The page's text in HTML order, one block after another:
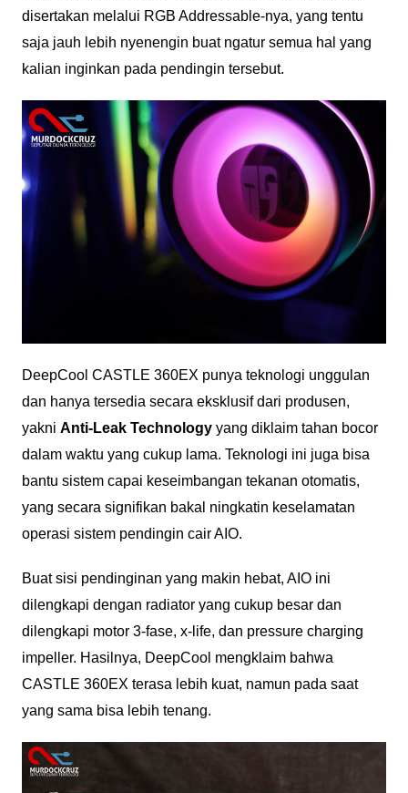
disertakan melalui RGB Addressable-nya, yang tentu
saja jauh lebih nyenengin buat ngatur semua hal yang
kalian inginkan pada pendingin tersebut.
DeepCool CASTLE 360EX punya teknologi unggulan
dan hanya tersedia secara eksklusif dari produsen,
yakni Anti-Leak Technologyyang diklaim tahan bocor
dalam waktu yang cukup lama. Teknologi ini juga bisa
bantu sistem capai keseimbangan tekanan otomatis,
yang secara signifikan bakal ningkatin keselamatan
operasi sistem pendingin cair AIO.
Buat sisi pendinginan yang makin hebat, AIO ini
dilengkapi dengan radiator yang cukup besar dan
dilengkapi motor 3-fase, x-life, dan pressure charging
impeller. Hasilnya, DeepCool mengklaim bahwa
CASTLE 360EX terasa lebih kuat, namun pada saat
yang sama bisa lebih tenang.